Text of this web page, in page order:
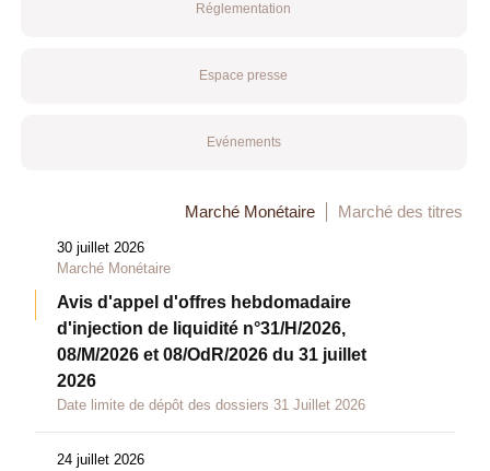
Réglementation
Espace presse
Evénements
Marché Monétaire Marché des titres
30 juillet 2026
Marché Monétaire
Avis d'appel d'offres hebdomadaire
d'injection de liquidité n°31/H/2026,
08/M/2026 et 08/OdR/2026 du 31 juillet
2026
Date limite de dépôt des dossiers 31 Juillet 2026
24 juillet 2026